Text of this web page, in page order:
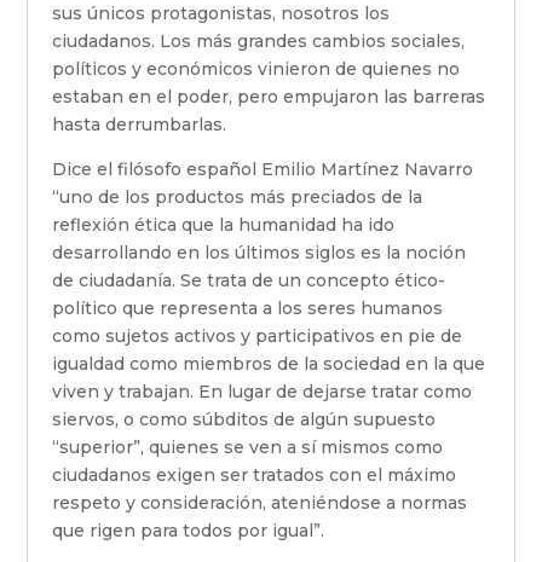
sus únicos protagonistas, nosotros los
ciudadanos. Los más grandes cambios sociales,
políticos y económicos vinieron de quienes no
estaban en el poder, pero empujaron las barreras
hasta derrumbarlas.
Dice el filósofo español Emilio Martínez Navarro
“uno de los productos más preciados de la
reflexión ética que la humanidad ha ido
desarrollando en los últimos siglos es la noción
de ciudadanía. Se trata de un concepto ético-
político que representa a los seres humanos
como sujetos activos y participativos en pie de
igualdad como miembros de la sociedad en la que
viven y trabajan. En lugar de dejarse tratar como
siervos, o como súbditos de algún supuesto
“superior”, quienes se ven a sí mismos como
ciudadanos exigen ser tratados con el máximo
respeto y consideración, ateniéndose a normas
que rigen para todos por igual”.